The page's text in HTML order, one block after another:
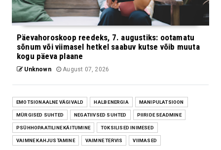
Päevahoroskoop reedeks, 7. augustiks: ootamatu
sõnum või viimasel hetkel saabuv kutse võib muuta
kogu päeva plaane
Unknown August 07, 2026
EMOTSIONAALNE VÄGIVALD HALB ENERGIA MANIPULATSIOON
MÜRGISED SUHTED NEGATIIVSED SUHTED PIIRIDE SEADMINE
PSÜHHOPAATILINE KÄITUMINE TOKSILISED INIMESED
VAIMNE KAHJUSTAMINE VAIMNE TERVIS VIIMASED